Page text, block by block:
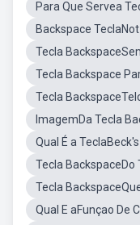
Para Que Servea
Backspace
Tecla
Tecla Backspace
Tecla
ImagemDa Tecla
Qual É a
Tecla BackspaceDo
Tecla
Qual E aFunçao De